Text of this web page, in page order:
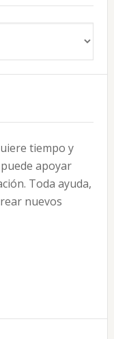
tiempo y
apoyar
Toda ayuda,
nuevos